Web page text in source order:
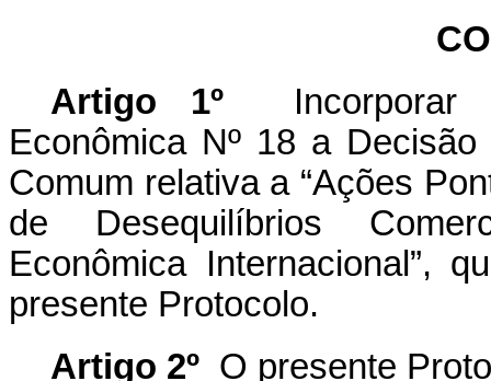
Artigo 1º
Econômica Nº 18 a
Comum relativa a “Ações
de Desequilíbrios
Econômica Internacional”,
presente Protocolo.
Artigo 2º O presente